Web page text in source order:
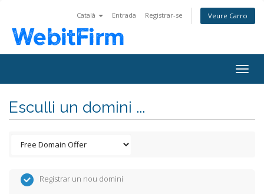
Català Entrada Registrar-se Veure Carro
Esculli un domini ...
Registrar un nou domini